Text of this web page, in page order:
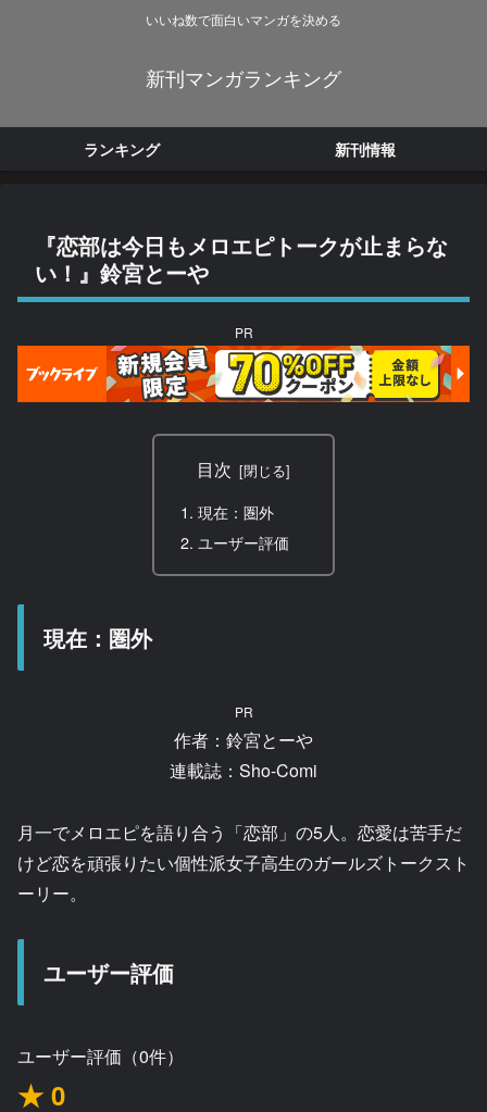
いいね数で面白いマンガを決める
新刊マンガランキング
ランキング 新刊情報
『恋部は今日もメロエピトークが止まらな
い！』鈴宮とーや
PR
目次
現在：圏外
ユーザー評価
現在：圏外
PR
作者：鈴宮とーや
連載誌：Sho-Comi
月一でメロエピを語り合う「恋部」の5人。恋愛は苦手だ
けど恋を頑張りたい個性派女子高生のガールズトークスト
ーリー。
ユーザー評価
ユーザー評価（0件）
★ 0